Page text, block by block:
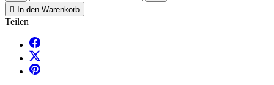
 In den Warenkorb
Teilen